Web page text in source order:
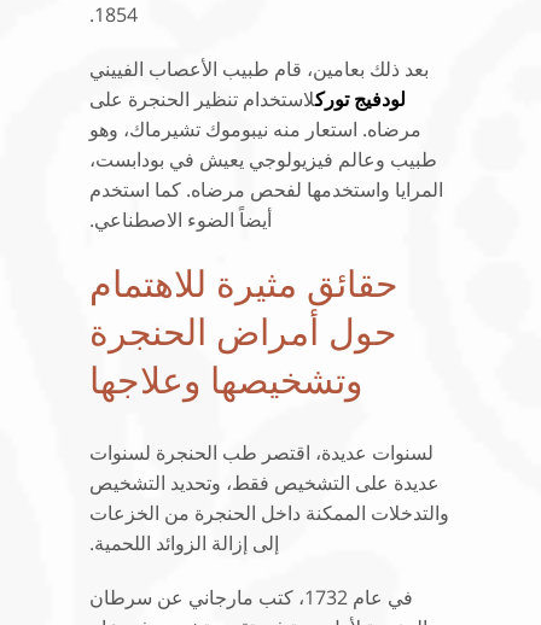
1854.
بعد ذلك بعامين، قام طبيب الأعصاب الفييني
لودفيج توركلاستخدام تنظير الحنجرة على
مرضاه. استعار منه نيبوموك تشيرماك، وهو
طبيب وعالم فيزيولوجي يعيش في بودابست،
المرايا واستخدمها لفحص مرضاه. كما استخدم
أيضاً الضوء الاصطناعي.
حقائق مثيرة للاهتمام
حول أمراض الحنجرة
وتشخيصها وعلاجها
لسنوات عديدة، اقتصر طب الحنجرة لسنوات
عديدة على التشخيص فقط، وتحديد التشخيص
والتدخلات الممكنة داخل الحنجرة من الخزعات
إلى إزالة الزوائد اللحمية.
في عام 1732، كتب مارجاني عن سرطان